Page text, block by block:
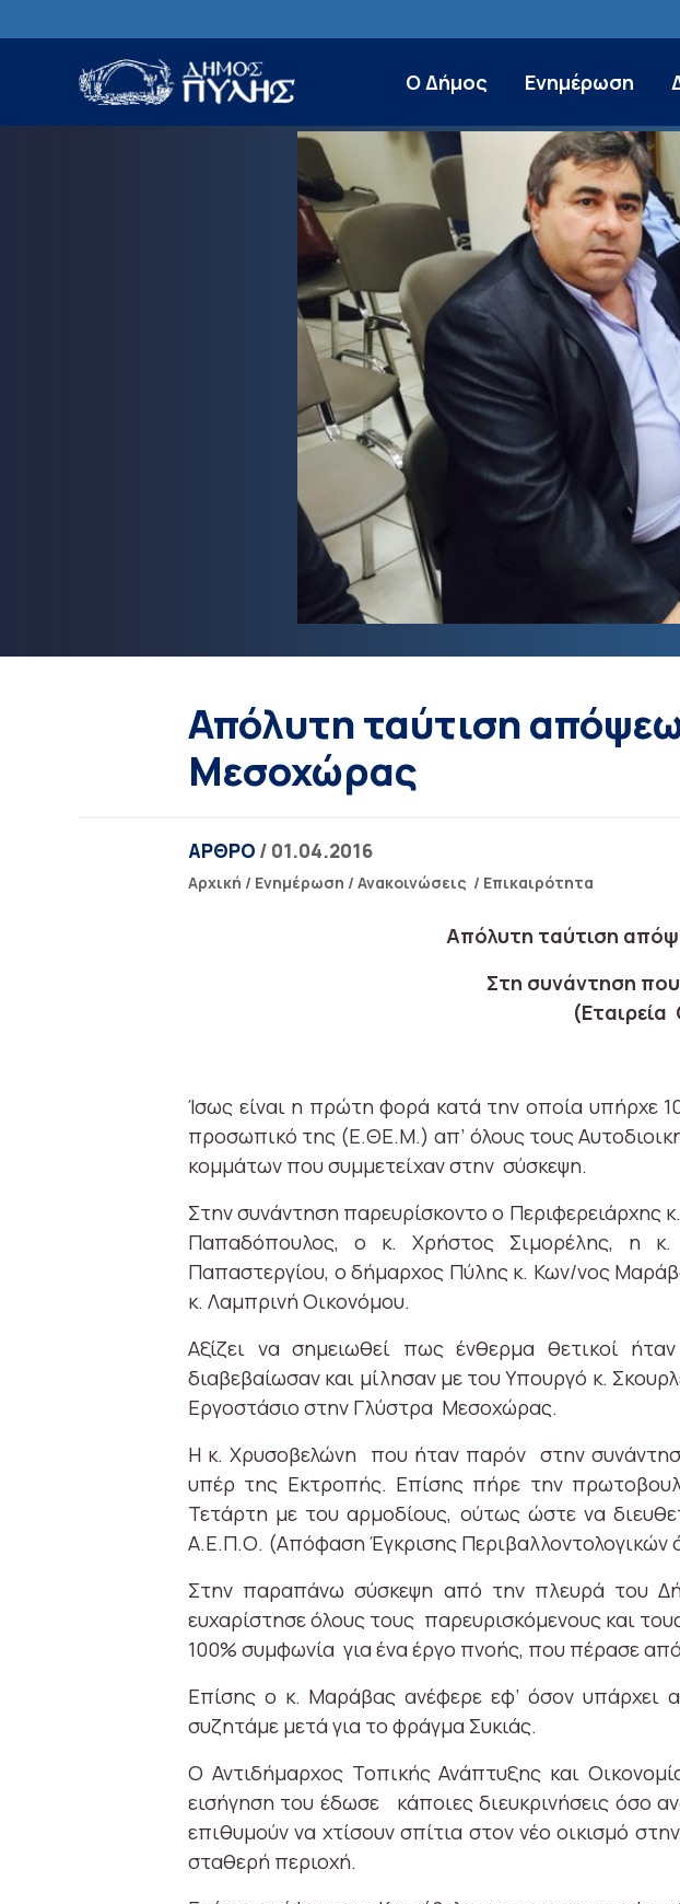
Ο Δήμος Ενημέρωση
Απόλυτη ταύτιση
Μεσοχώρας
ΑΡΘΡΟ / 01.04.2016
Αρχική / Ενημέρωση / Ανακοινώσεις / Επικαιρότητα
Απόλυτη ταύτιση
Στη συνάντηση
Ίσως είναι η πρώτη φορά κατά την οποία υπήρχε
προσωπικό της (Ε.ΘΕ.Μ.) απ’ όλους τους
κομμάτων που συμμετείχαν στην σύσκεψη.
Στην συνάντηση παρευρίσκοντο ο Περιφερειάρχης
Παπαδόπουλος, ο κ. Χρήστος Σιμορέλης, η κ.
Παπαστεργίου, ο δήμαρχος Πύλης κ. Κων/νος
κ. Λαμπρινή Οικονόμου.
Αξίζει να σημειωθεί πως ένθερμα θετικοί
διαβεβαίωσαν και μίλησαν με του Υπουργό κ.
Εργοστάσιο στην Γλύστρα Μεσοχώρας.
Η κ. Χρυσοβελώνη που ήταν παρόν στην
υπέρ της Εκτροπής. Επίσης πήρε την
Τετάρτη με του αρμοδίους, ούτως ώστε να
Α.Ε.Π.Ο. (Απόφαση Έγκρισης Περιβαλλοντολογικών
Στην παραπάνω σύσκεψη από την πλευρά του
ευχαρίστησε όλους τους παρευρισκόμενους και
100% συμφωνία για ένα έργο πνοής, που πέρασε
Επίσης ο κ. Μαράβας ανέφερε εφ’ όσον υπάρχει
συζητάμε μετά για το φράγμα Συκιάς.
Ο Αντιδήμαρχος Τοπικής Ανάπτυξης και
εισήγηση του έδωσε κάποιες διευκρινήσεις όσο
επιθυμούν να χτίσουν σπίτια στον νέο οικισμό
σταθερή περιοχή.